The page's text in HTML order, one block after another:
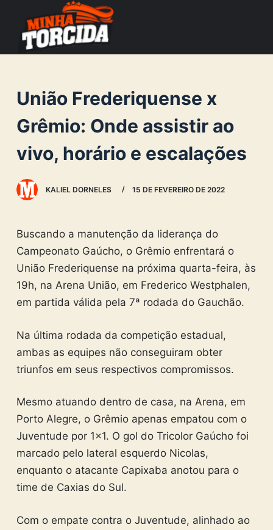
o
n
e
União Frederiquense x
Grêmio: Onde assistir ao
vivo, horário e escalações
KALIEL DORNELES 15 DE FEVEREIRO DE 2022
Buscando a manutenção da liderança do
Campeonato Gaúcho, o Grêmio enfrentará o
União Frederiquense na próxima quarta-feira, às
19h, na Arena União, em Frederico Westphalen,
em partida válida pela 7ª rodada do Gauchão.
Na última rodada da competição estadual,
ambas as equipes não conseguiram obter
triunfos em seus respectivos compromissos.
Mesmo atuando dentro de casa, na Arena, em
Porto Alegre, o Grêmio apenas empatou com o
Juventude por 1×1. O gol do Tricolor Gaúcho foi
marcado pelo lateral esquerdo Nicolas,
enquanto o atacante Capixaba anotou para o
time de Caxias do Sul.
Com o empate contra o Juventude, alinhado ao